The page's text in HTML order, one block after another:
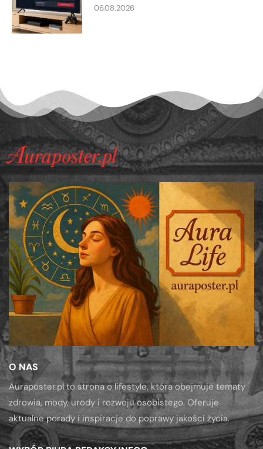
06.08.2026
O NAS
Auraposter.pl to strona o lifestyle, która obejmuje tematy
zdrowia, mody, urody i rozwoju osobistego. Oferuje
aktualne porady i inspiracje do poprawy jakości życia.